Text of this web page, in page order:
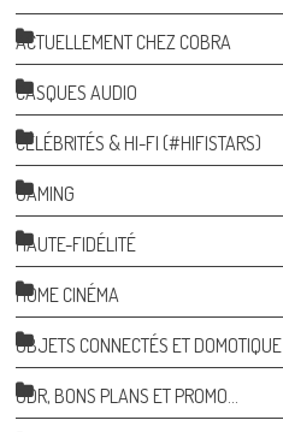
ACTUELLEMENT CHEZ COBRA
CASQUES AUDIO
CÉLÉBRITÉS & HI-FI (#HIFISTARS)
GAMING
HAUTE-FIDÉLITÉ
HOME CINÉMA
OBJETS CONNECTÉS ET DOMOTIQUE
ODR, BONS PLANS ET PROMO…